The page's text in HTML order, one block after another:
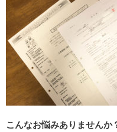
こんなお悩みありませんか